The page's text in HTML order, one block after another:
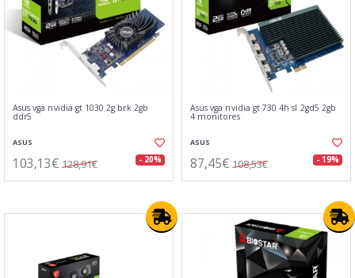
Asus vga nvidia gt 1030 2g brk 2gb
ddr5
ASUS
103,13€ 128,91€ - 20%
Asus vga nvidia gt 730 4h sl 2gd5 2gb
4 monitores
ASUS
87,45€ 108,53€ - 19%